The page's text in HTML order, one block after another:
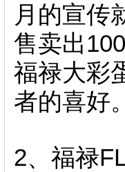
月的宣传
售卖出
福禄大彩
者的喜好。
2、福禄